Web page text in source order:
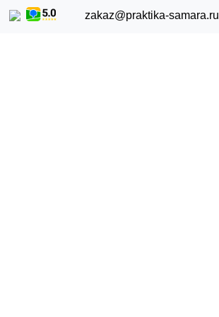
zakaz@praktika-samara.ru